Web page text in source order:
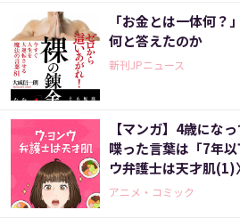
「お金とは一体何
何と答えたのか
新刊JPニュース
【マンガ】4歳にな
喋った言葉は「7年
ウ弁護士は天才肌(1)
アニメ・コミック